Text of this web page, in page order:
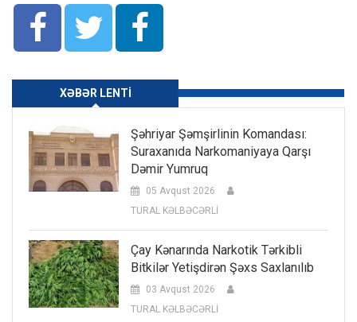
XƏBƏR LENTI
Şəhriyar Şəmşirlinin Komandası:
Suraxanıda Narkomaniyaya Qarşı
Dəmir Yumruq
05 Avqust 2026
TURAL KƏLBƏCƏRLİ
Çay Kənarında Narkotik Tərkibli
Bitkilər Yetişdirən Şəxs Saxlanılıb
03 Avqust 2026
TURAL KƏLBƏCƏRLİ